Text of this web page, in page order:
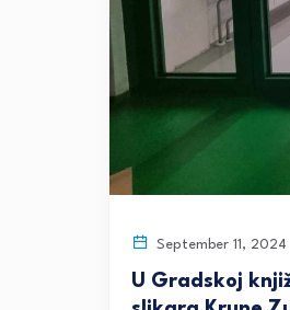
September 11, 2024
U Gradskoj